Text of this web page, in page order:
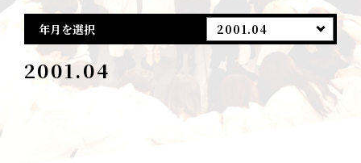
年月を選択 2001.04
2001.04